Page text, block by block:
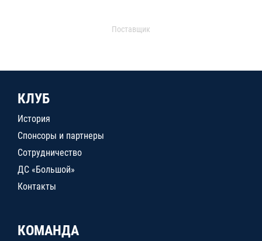
Поставщик
КЛУБ
История
Спонсоры и партнеры
Сотрудничество
ДС «Большой»
Контакты
КОМАНДА